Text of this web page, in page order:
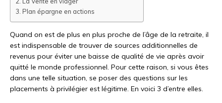
Plan épargne en actions
Quand on est de plus en plus proche de l’âge de la retraite, il
est indispensable de trouver de sources additionnelles de
revenus pour éviter une baisse de qualité de vie après avoir
quitté le monde professionnel. Pour cette raison, si vous êtes
dans une telle situation, se poser des questions sur les
placements à privilégier est légitime. En voici 3 d’entre elles.